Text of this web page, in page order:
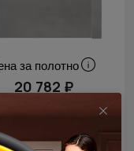
за полотно
20 782 ₽